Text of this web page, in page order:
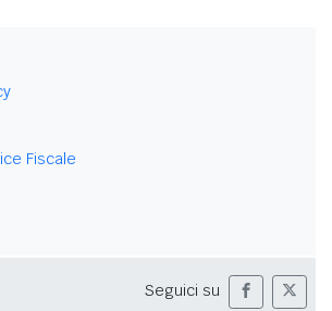
Fiscale
Seguici su